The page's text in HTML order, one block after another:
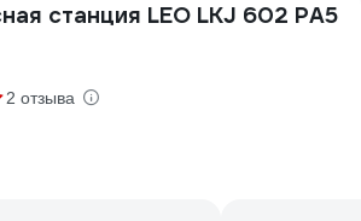
станция LEO LKJ 602 PA5
2 отзыва